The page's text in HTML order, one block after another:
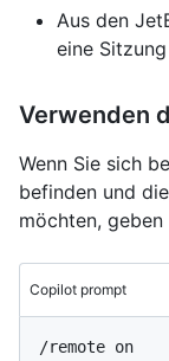
Aus den
eine
Verwenden
Wenn Sie sich
befinden und
möchten, geben
Copilot prompt